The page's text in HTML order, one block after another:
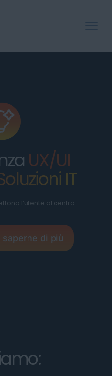
UX/UI
IT
l’utente al centro
di più